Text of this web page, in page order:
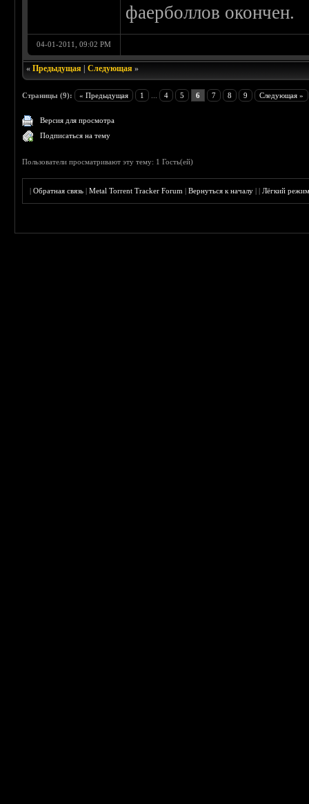
фаерболлов окончен.
04-01-2011, 09:02 PM
«Предыдущая |Следующая »
Страницы (9): « Предыдущая 1 4 5 6 7 8 9 Следующая »
Версия для просмотра
Подписаться на тему
Пользователи просматривают эту тему: 1 Гость(ей)
|Обратная связь |Metal Torrent Tracker Forum |Вернуться к началу ||Лёгкий